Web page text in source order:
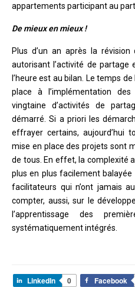
appartements participant au
De mieux en mieux !
Plus d’un an après la révision
autorisant l’activité de partage
l’heure est au bilan. Le temps
place à l’implémentation
vingtaine d’activités de
démarré. Si a priori les
effrayer certains, aujourd’hui
mise en place des projets sont
de tous. En effet, la complexité
plus en plus facilement balayée
facilitateurs qui n’ont jamais
compter, aussi, sur le
l’apprentissage des
systématiquement intégrés.
LinkedIn 0 Facebook